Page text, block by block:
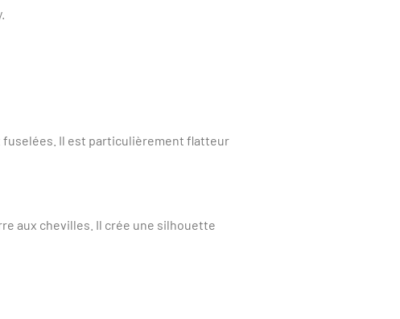
fuselées. Il est particulièrement flatteur
aux chevilles. Il crée une silhouette